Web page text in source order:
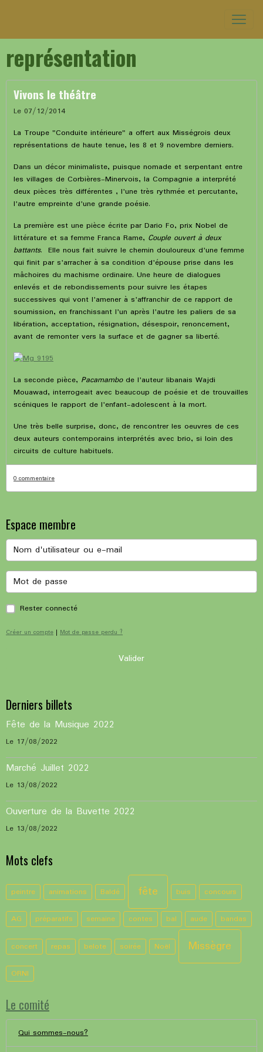
représentation
Vivons le théâtre
Le 07/12/2014
La Troupe "Conduite intérieure" a offert aux Misségrois deux
représentations de haute tenue, les 8 et 9 novembre derniers.
Dans un décor minimaliste, puisque nomade et serpentant entre
les villages de Corbières-Minervois, la Compagnie a interprété
deux pièces très différentes , l'une très rythmée et percutante,
l'autre empreinte d'une grande poésie.
La première est une pièce écrite par Dario Fo, prix Nobel de
littérature et sa femme Franca Rame, Couple ouvert à deux
battants. Elle nous fait suivre le chemin douloureux d'une femme
qui finit par s'arracher à sa condition d'épouse prise dans les
mâchoires du machisme ordinaire. Une heure de dialogues
enlevés et de rebondissements pour suivre les étapes
successives qui vont l'amener à s'affranchir de ce rapport de
soumission, en franchissant l'un après l'autre les paliers de sa
libération, acceptation, résignation, désespoir, renoncement,
avant de remonter vers la surface et de gagner sa liberté.
La seconde pièce, Pacamambode l'auteur libanais Wajdi
Mouawad, interrogeait avec beaucoup de poésie et de trouvailles
scéniques le rapport de l'enfant-adolescent à la mort.
Une très belle surprise, donc, de rencontrer les oeuvres de ces
deux auteurs contemporains interprétés avec brio, si loin des
circuits de culture habituels.
0 commentaire
Espace membre
Rester connecté
Créer un compte | Mot de passe perdu ?
Valider
Derniers billets
Fête de la Musique 2022
Le 17/08/2022
Marché Juillet 2022
Le 13/08/2022
Ouverture de la Buvette 2022
Le 13/08/2022
Mots clefs
peintre animations Baldé fête buis concours
AG préparatifs semaine contes bal aude bandas
concert repas belote soirée Noël Missègre
ORNI
Le comité
Qui sommes-nous?